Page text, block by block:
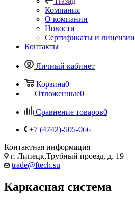
Компания
О компании
Новости
Сертификаты и лицензии
Контакты
Личный кабинет
Корзина0
Отложенные0
Сравнение товаров0
+7 (4742)-505-066
Контактная информация
г. Липецк,Трубный проезд, д. 19
trade@ftech.su
Каркасная система